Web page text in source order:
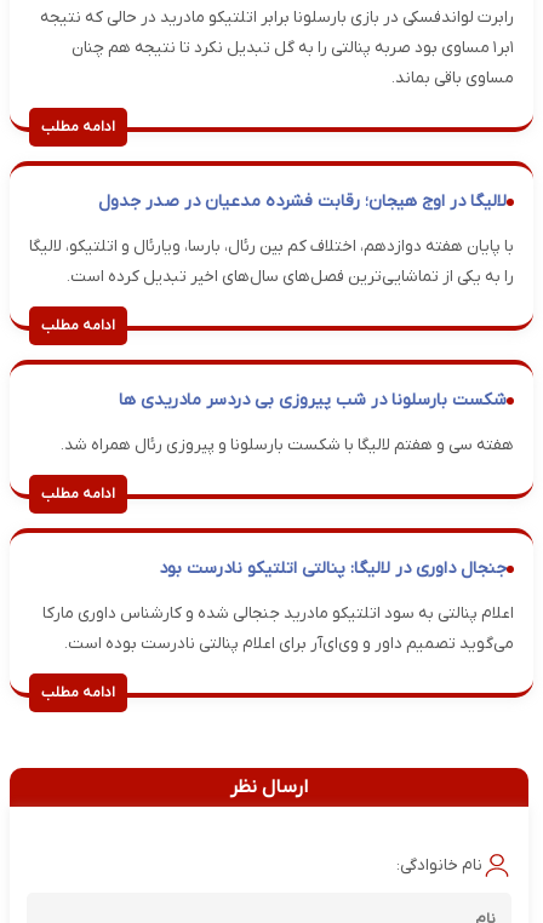
رابرت لواندفسکی در بازی بارسلونا برابر اتلتیکو مادرید در حالی که نتیجه
۱بر۱ مساوی بود صربه پنالتی را به گل تبدیل نکرد تا نتیجه هم چنان
مساوی باقی بماند.
ادامه مطلب
لالیگا در اوج هیجان؛ رقابت فشرده مدعیان در صدر جدول
با پایان هفته دوازدهم، اختلاف کم بین رئال، بارسا، ویارئال و اتلتیکو، لالیگا
را به یکی از تماشایی‌ترین فصل‌های سال‌های اخیر تبدیل کرده است.
ادامه مطلب
شکست بارسلونا در شب پیروزی بی دردسر مادریدی ها
هفته سی‌ و هفتم لالیگا با شکست بارسلونا و پیروزی رئال همراه شد.
ادامه مطلب
جنجال داوری در لالیگا: پنالتی اتلتیکو نادرست بود
اعلام پنالتی به سود اتلتیکو مادرید جنجالی شده و کارشناس داوری ‌مارکا
می‌گوید تصمیم داور و وی‌ای‌آر برای اعلام پنالتی نادرست بوده ‌است.
ادامه مطلب
ارسال نظر
نام خانوادگی: